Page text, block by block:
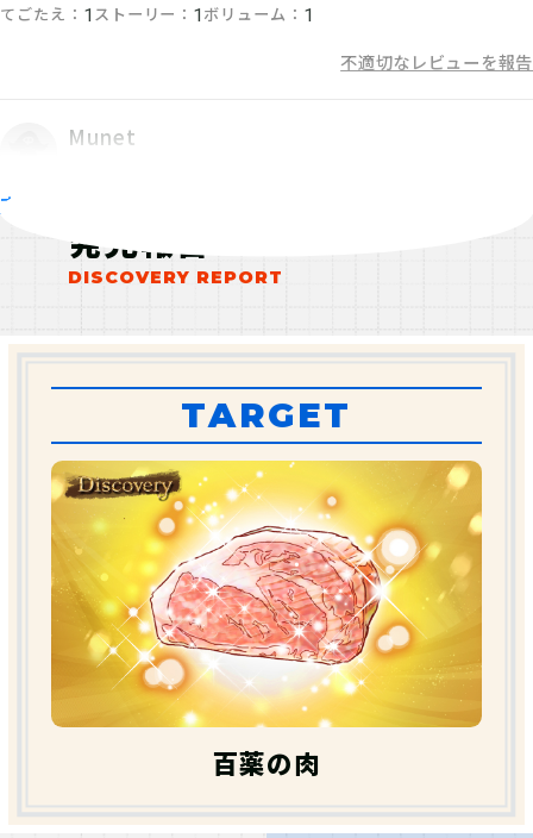
てごたえ 1 ストーリー 1 ボリューム 1
不適切なレビューを報告
Munet
(天候次第で)行ってみたいと思います。
不適切なレビューを報告
レビューを全て見る
【熊本県菊池市】百薬の肉を探せ！/現
地捜索 Discovery
総合評価平均
(0件)
すべて見る
発見報告
TARGET
百薬の肉